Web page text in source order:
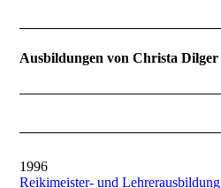
Ausbildungen von Christa Dilger
1996
Reikimeister- und Lehrerausbildung